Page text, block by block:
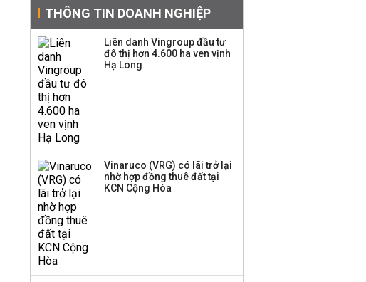
Hoá chất Đức Giang
công bố hai ứng viên
HĐQT, cổ phiếu DGC
tăng trần
trang, phụ kiện cao cấp
Hãng kim cương tài trợ
Lãi thuần từ dịch vụ
THÔNG TIN DOANH NGHIỆP
Liên danh Vingroup đầu tư
đô thị hơn 4.600 ha ven vịnh
Hạ Long
Vinaruco (VRG) có lãi trở lại
nhờ hợp đồng thuê đất tại
KCN Cộng Hòa